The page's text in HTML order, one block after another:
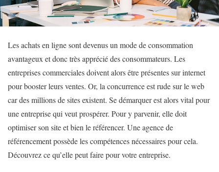
Les achats en ligne sont devenus un mode de consommation
avantageux et donc très apprécié des consommateurs. Les
entreprises commerciales doivent alors être présentes sur internet
pour booster leurs ventes. Or, la concurrence est rude sur le web
car des millions de sites existent. Se démarquer est alors vital pour
une entreprise qui veut prospérer. Pour y parvenir, elle doit
optimiser son site et bien le référencer. Une agence de
référencement possède les compétences nécessaires pour cela.
Découvrez ce qu’elle peut faire pour votre entreprise.